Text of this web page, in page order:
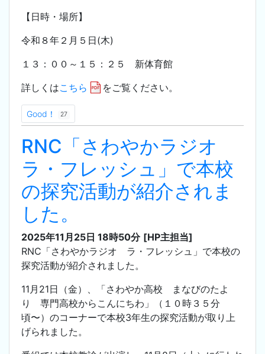
【日時・場所】
令和８年２月５日(木)
１３：００～１５：２５ 新体育館
詳しくはこちら をご覧ください。
Good！ 27
RNC「さわやかラジオ
ラ・フレッシュ」で本校
の探究活動が紹介されま
した。
2025年11月25日 18時50分 [HP主担当]
RNC「さわやかラジオ ラ・フレッシュ」で本校の
探究活動が紹介されました。
11月21日（金）、「さわやか高校 まなびのたよ
り 専門高校からこんにちわ」（１０時３５分
頃〜）のコーナーで本校3年生の探究活動が取り上
げられました。